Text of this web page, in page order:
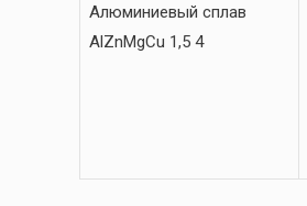
Алюминиевый сплав
AlZnMgCu 1,5 4